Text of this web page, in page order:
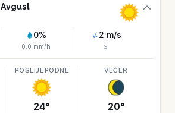
Avgust
0%
0.0 mm/h
2 m/s
SI
POSLIJEPODNE
24°
VEČER
20°